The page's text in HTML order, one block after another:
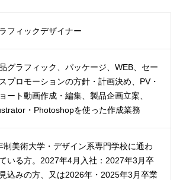
フィックデザイナー
グラフィック、パッケージ、WEB、セー
プロモーションの方針・計画決め、PV・
ート動画作成・編集、製品企画立案、
・Photoshopを使った作成業務
制美術大学・デザイン系専門学校に通わ
いる方。2027年4月入社：2027年3月卒
込みの方、又は2026年・2025年3月卒業